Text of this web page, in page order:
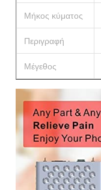
Μήκος κύματος
Περιγραφή
Μέγεθος